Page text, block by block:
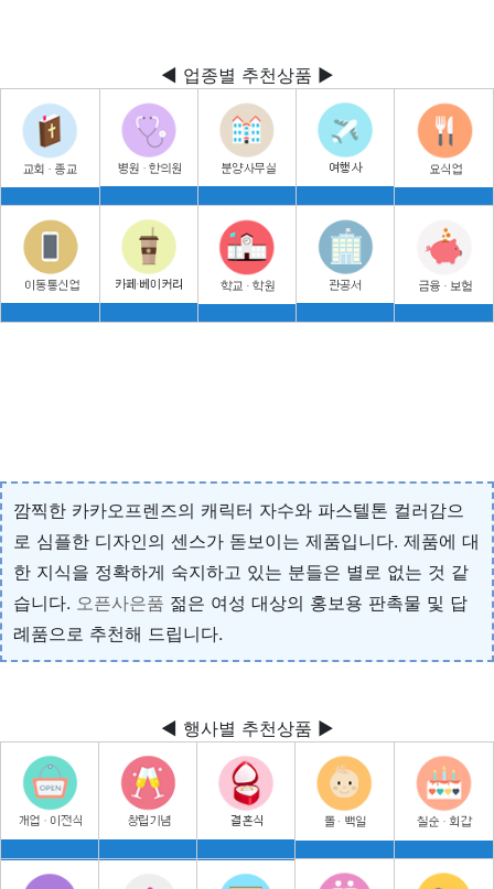
◀ 업종별 추천상품 ▶
깜찍한 카카오프렌즈의 캐릭터 자수와 파스텔톤 컬러감으
로 심플한 디자인의 센스가 돋보이는 제품입니다. 제품에 대
한 지식을 정확하게 숙지하고 있는 분들은 별로 없는 것 같
습니다. 오픈사은품 젊은 여성 대상의 홍보용 판촉물 및 답
례품으로 추천해 드립니다.
◀ 행사별 추천상품 ▶